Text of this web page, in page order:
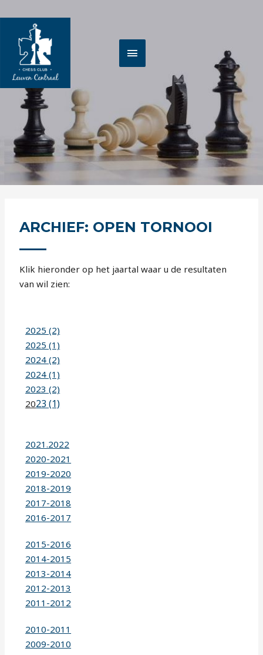
naar
inhoud
ARCHIEF: OPEN TORNOOI
Klik hieronder op het jaartal waar u de resultaten
van wil zien:
2025 (2)
2025 (1)
2024 (2)
2024 (1)
2023 (2)
2023 (1)
2021.2022
2020-2021
2019-2020
2018-2019
2017-2018
2016-2017
2015-2016
2014-2015
2013-2014
2012-2013
2011-2012
2010-2011
2009-2010